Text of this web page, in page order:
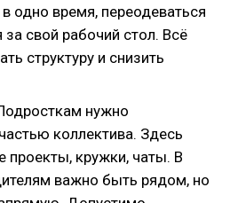
одно время, переодеваться
за свой рабочий стол. Всё
структуру и снизить
нужно
коллектива. Здесь
проекты, кружки, чаты. В
важно быть рядом, но